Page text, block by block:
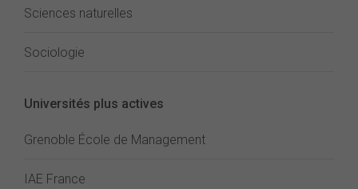
Sciences naturelles
Sociologie
Universités plus actives
Grenoble École de Management
IAE France